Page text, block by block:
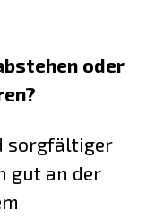
oder
sorgfältiger
gut an der